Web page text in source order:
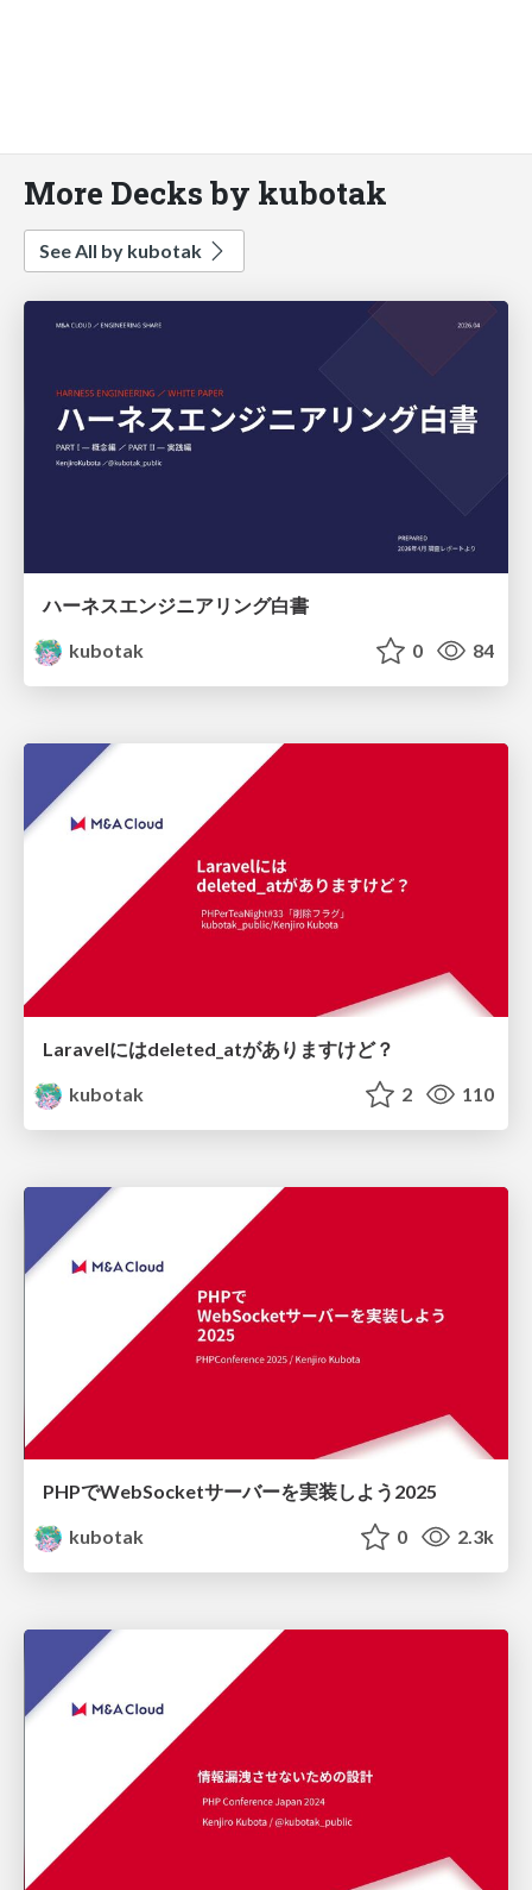
More Decks by kubotak
See All by kubotak
ハーネスエンジニアリング白書
kubotak
0 84
Laravelにはdeleted_atがありますけど？
kubotak
2 110
PHPでWebSocketサーバーを実装しよう2025
kubotak
0 2.3k